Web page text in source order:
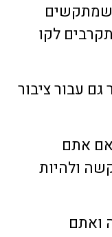
שמתקשים
לקו
עבור ציבור
אם אתם
ולהיות
ואתם